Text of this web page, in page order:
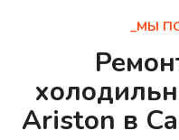
_МЫ
Ariston в